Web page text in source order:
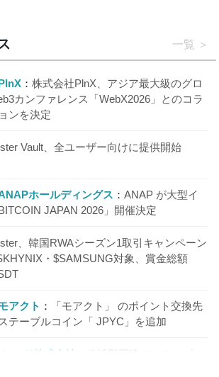
一覧
株式会社PlnX、アジア最大級のグロ
カンファレンス「WebX2026」とのコラ
ンを決定
Vault、全ユーザー向けに提供開始
ホールディングス
ANAP が大型イ
JAPAN 2026」開催決定
、韓国RWAシーズン1取引キャンペーン
・$SAMSUNG対象、賞金総額
アクト
「モアクト」 のポイント交換先
テーブルコイン「 JPYC」を追加
レード株式会社
信託型円建てステーブル